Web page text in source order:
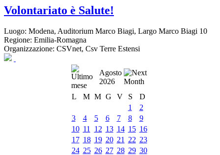
Volontariato è Salute!
Luogo: Modena, Auditorium Marco Biagi, Largo Marco Biagi 10
Regione: Emilia-Romagna
Organizzazione: CSVnet, Csv Terre Estensi
Agosto
2026
L
M M G V S
D
1
2
3
4 5 6 7 8
9
10 11 12 13 14 15 16
17 18 19 20 21 22 23
24 25 26 27 28 29 30